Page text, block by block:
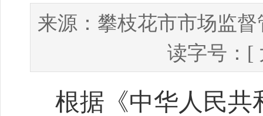
来源： 攀枝花市市场监督
读字号：[
根据《中华人民共